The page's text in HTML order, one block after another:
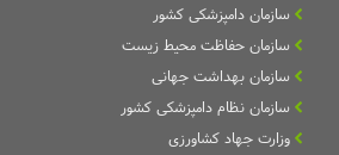
سازمان دامپزشکی کشور
سازمان حفاظت محیط زیست
سازمان بهداشت جهانی
سازمان نظام دامپزشکی کشور
وزارت جهاد کشاورزی